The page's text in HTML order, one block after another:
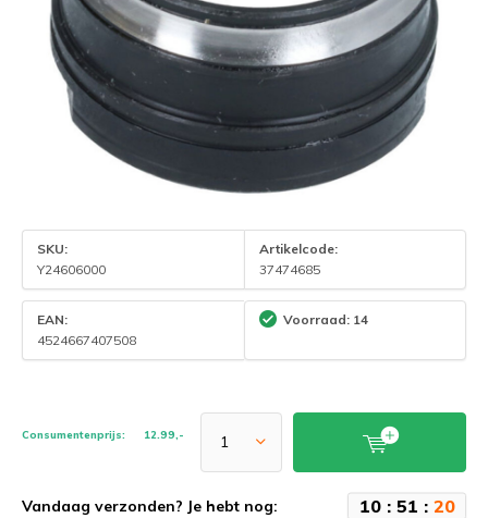
SKU:
Y24606000
Artikelcode:
37474685
EAN:
4524667407508
Voorraad: 14
Consumentenprijs: 12.99,-
Vandaag verzonden? Je hebt nog: 10: 51 : 20